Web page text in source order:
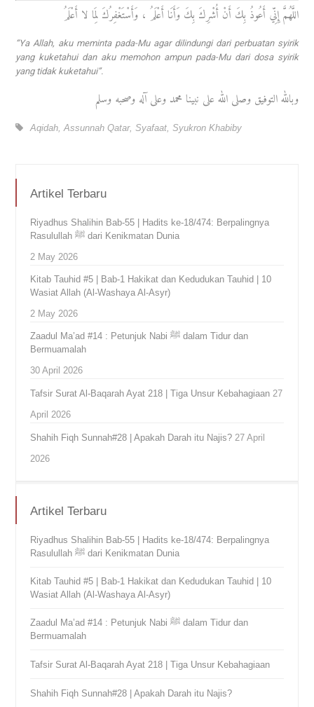
اللَّهُمَّ إِنِّي أَعُوذُ بِكَ أَنْ أُشْرِكَ بِكَ وَأَنَا أَعْلَمُ ، وَأَسْتَغْفِرُكَ لِمَا لا أَعْلَمُ
“Ya Allah, aku meminta pada-Mu agar dilindungi dari perbuatan syirik
yang kuketahui dan aku memohon ampun pada-Mu dari dosa syirik
yang tidak kuketahui”.
وبالله التوفيق وصلى الله على نبينا محمد وعلى آله وصحبه وسلم
Aqidah ,Assunnah Qatar,Syafaat ,Syukron Khabiby
Artikel Terbaru
Riyadhus Shalihin Bab-55 | Hadits ke-18/474: Berpalingnya
Rasulullah ﷺ dari Kenikmatan Dunia
2 May 2026
Kitab Tauhid #5 | Bab-1 Hakikat dan Kedudukan Tauhid | 10
Wasiat Allah (Al-Washaya Al-Asyr)
2 May 2026
Zaadul Ma’ad #14 : Petunjuk Nabi ﷺ dalam Tidur dan
Bermuamalah
30 April 2026
Tafsir Surat Al-Baqarah Ayat 218 | Tiga Unsur Kebahagiaan 27
April 2026
Shahih Fiqh Sunnah#28 | Apakah Darah itu Najis? 27 April
2026
Artikel Terbaru
Riyadhus Shalihin Bab-55 | Hadits ke-18/474: Berpalingnya
Rasulullah ﷺ dari Kenikmatan Dunia
Kitab Tauhid #5 | Bab-1 Hakikat dan Kedudukan Tauhid | 10
Wasiat Allah (Al-Washaya Al-Asyr)
Zaadul Ma’ad #14 : Petunjuk Nabi ﷺ dalam Tidur dan
Bermuamalah
Tafsir Surat Al-Baqarah Ayat 218 | Tiga Unsur Kebahagiaan
Shahih Fiqh Sunnah#28 | Apakah Darah itu Najis?